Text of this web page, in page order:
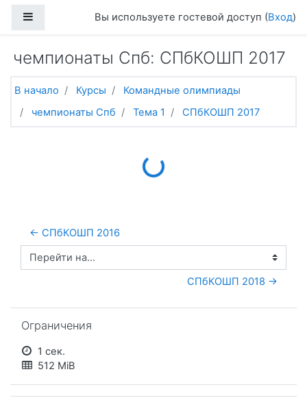
Боковая панельВы используете гостевой доступ (Вход)
чемпионаты Спб: СПбКОШП 2017
В начало Курсы
Командные олимпиады
чемпионаты Спб
Тема 1 СПбКОШП 2017
Loading...
← СПбКОШП 2016
Перейти на...
СПбКОШП 2018 →
Ограничения
1 сек.
512 MiB